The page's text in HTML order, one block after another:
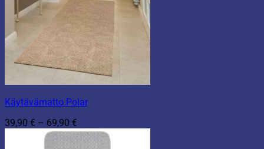
Käytävämatto Polar
39,90 € – 69,90 €
39,90 €